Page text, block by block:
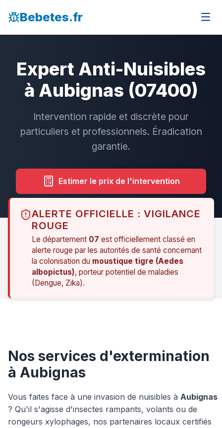
Bebetes.fr
Expert Anti-Nuisibles
à Aubignas (07400)
Intervention rapide et discrète pour
particuliers et professionnels. Éradication
garantie.
Estimer le prix de l'intervention
ALERTE OFFICIELLE : VIGILANCE
ROUGE
Le département 07 est officiellement classé en
alerte rouge par les autorités de santé concernant
la colonisation du moustique tigre (Aedes
albopictus), porteur potentiel de maladies
(Dengue, Zika).
Nos services d'extermination
à Aubignas
Vous faites face à une invasion de nuisibles à Aubignas
? Qu'il s'agisse d'insectes rampants, volants ou de
rongeurs xylophages, nos partenaires locaux certifiés